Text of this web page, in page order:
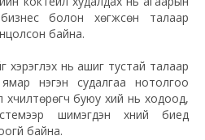
болон хөгжсөн талаар
байна.
хэрэглэх нь ашиг тустай талаар
нэгэн судалгаа нотолгоо
хүчилтөрөгч буюу хий нь ходоод,
шимэгдэн хүний биед
байна.